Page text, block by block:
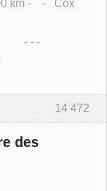
km - - Cox
-
14 472
des